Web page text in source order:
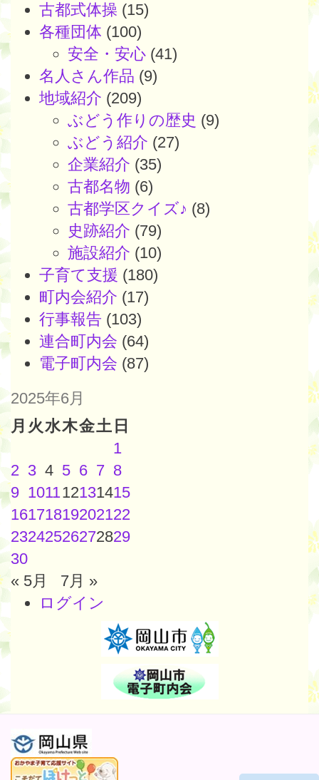
古都式体操 (15)
各種団体 (100)
安全・安心 (41)
名人さん作品 (9)
地域紹介 (209)
ぶどう作りの歴史 (9)
ぶどう紹介 (27)
企業紹介 (35)
古都名物 (6)
古都学区クイズ♪ (8)
史跡紹介 (79)
施設紹介 (10)
子育て支援 (180)
町内会紹介 (17)
行事報告 (103)
連合町内会 (64)
電子町内会 (87)
2025年6月
月 火水木金土 日
1
2 3 4 5 6 7 8
9 101112131415
16171819202122
23242526272829
30
« 5月
7月 »
ログイン